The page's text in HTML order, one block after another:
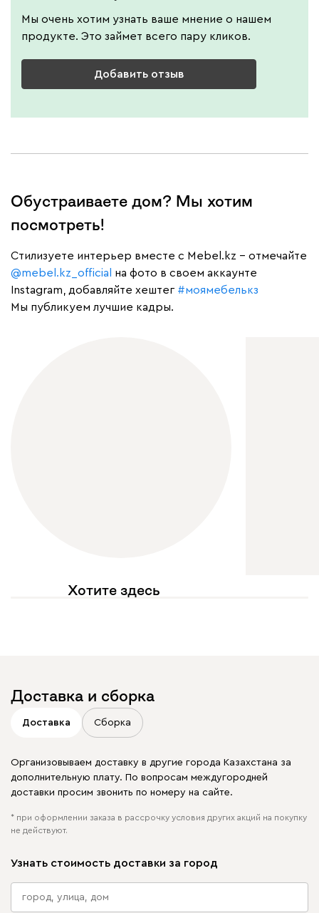
Мы очень хотим узнать ваше мнение о нашем
продукте. Это займет всего пару кликов.
Добавить отзыв
Обустраиваете дом? Мы хотим
посмотреть!
Cтилизуете интерьер вместе с Mebel.kz – отмечайте
@mebel.kz_official
на фото в своем аккаунте
Instagram, добавляйте хештег #моямебелькз
Мы публикуем лучшие кадры.
Хотите здесь
Доставка и сборка
Доставка Сборка
Организовываем доставку в другие города Казахстана за
дополнительную плату. По вопросам междугородней
доставки просим звонить по номеру на сайте.
* при оформлении заказа в рассрочку условия других акций на покупку
не действуют.
Узнать стоимость доставки за город